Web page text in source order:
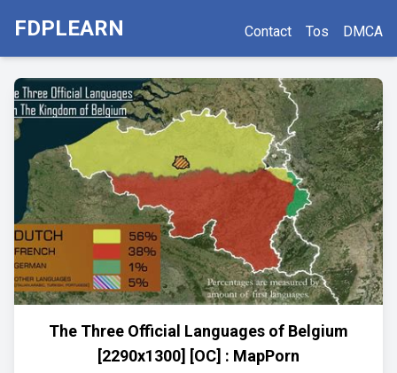
FDPLEARN Contact Tos DMCA
The Three Official Languages of Belgium
[2290x1300] [OC] : MapPorn